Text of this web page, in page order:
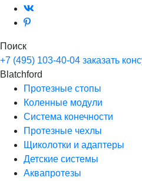
Поиск
+7 (495) 103-40-04 заказать
Blatchford
Протезные стопы
Коленные модули
Система конечности
Протезные чехлы
Щиколотки и адаптеры
Детские системы
Аквапротезы